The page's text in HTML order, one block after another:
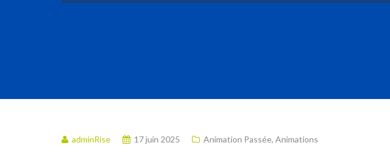
adminRise 17 juin 2025 Animation Passée, Animations